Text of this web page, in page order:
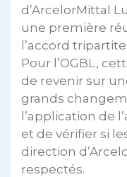
d’ArcelorMittal
une première
l’accord
Pour l’OGBL,
de revenir sur
grands
l’application de
et de vérifier si
direction
respectés.